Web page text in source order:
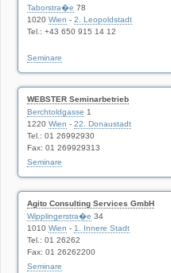
Taborstra�e 78
1020 Wien - 2. Leopoldstadt
Tel.: +43 650 915 14 12
Seminare
WEBSTER Seminarbetrieb
Berchtoldgasse 1
1220 Wien - 22. Donaustadt
Tel.: 01 26992930
Fax: 01 269929313
Seminare
Agito Consulting Services GmbH
Wipplingerstra�e 34
1010 Wien - 1. Innere Stadt
Tel.: 01 26262
Fax: 01 26262200
Seminare